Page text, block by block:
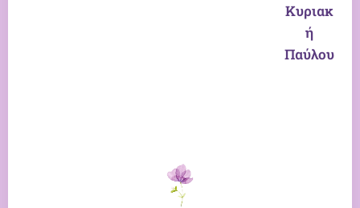
Κυριακ
ή
Παύλου